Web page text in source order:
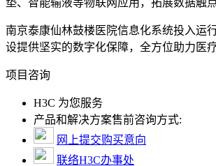
南京泰康仙林鼓楼医院信息化系统投入运
设提供坚实的数字化保障，全方位助力医
项目咨询
H3C 为您服务
产品和解决方案售前咨询方式:
网上提交购买意向
联络H3C办事处